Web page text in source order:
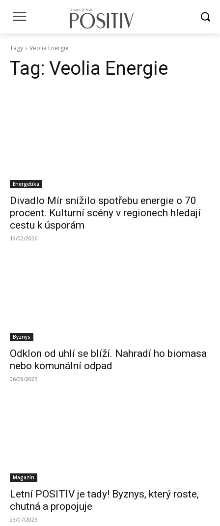
Tagy Veolia Energie
Tag: Veolia Energie
Energetika
Divadlo Mír snížilo spotřebu energie o 70
procent. Kulturní scény v regionech hledají
cestu k úsporám
19/02/2026
Byznys
Odklon od uhlí se blíží. Nahradí ho biomasa
nebo komunální odpad
06/08/2025
Magazín
Letní POSITIV je tady! Byznys, který roste,
chutná a propojuje
23/07/2025